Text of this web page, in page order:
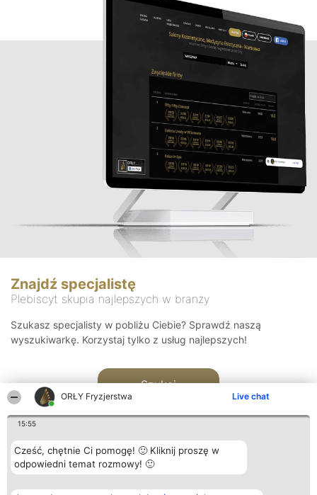
ORŁY Fryzjerstwa Live chat
15:55
Cześć, chętnie Ci pomogę! 🙂 Kliknij proszę w
odpowiedni temat rozmowy! 🙂
Znajdź specjalistę
Plebiscyt skupia najlepszych w branży
Szukasz specjalisty w pobliżu Ciebie? Sprawdź naszą
wyszukiwarkę. Korzystaj tylko z usług najlepszych!
Szukaj
Organizator plebiscytu Plebiscyt Kontakt